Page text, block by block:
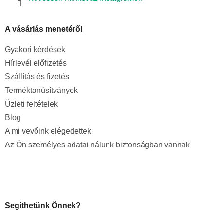
A vásárlás menetéről
Gyakori kérdések
Hírlevél előfizetés
Szállítás és fizetés
Terméktanúsítványok
Üzleti feltételek
Blog
A mi vevőink elégedettek
Az Ön személyes adatai nálunk biztonságban vannak
Segíthetünk Önnek?